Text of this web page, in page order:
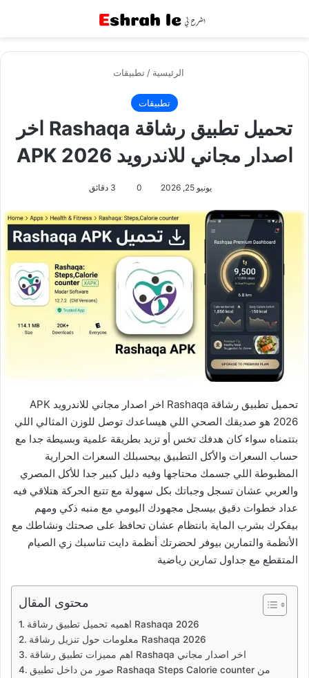
الرئيسية / تطبيقات
تطبيقات
تحميل تطبيق رشاقة Rashaqa اخر
اصدار مجاني للاندرويد APK 2026
يونيو 25, 2026 0
تحميل تطبيق رشاقة Rashaqa اخر اصدار مجاني للاندرويد APK
2026 هو صديقك الصحي اللي هيساعدك توصل للوزن المثالي اللي
بتتمناه سواء كان هدفك تخس أو تزيد بطريقة علمية وبسيطة جدا مع
حساب السعرات والأكل التطبيق بيحسبلك السعرات الحرارية
المظبوطة اللي جسمك محتاجها وفيه دليل كبير جدا للأكل المصري
والعربي عشان تسجل وجباتك بكل سهولة مع تتبع الحركة هتلاقي فيه
عداد خطوات دقيق بيسجل مجهودك اليومي مع منبه ذكي ومهم
بيفكرك بشرب الماية بانتظام عشان تحافظ على صحتك ونشاطك مع
الأنظمة والتمارين بيوفر لحضرتك أنظمة دايت تناسبك زي الصيام
المتقطع مع جداول تمارين رياضية
محتوى المقال
اهميه تحميل تطبيق رشاقة Rashaqa 2026
معلومات حول تنزيل رشاقة Rashaqa 2026
اهم مميزات تطبيق رشاقة Rashaqa اخر اصدار مجاني
صور من داخل تطبيق Rashaqa Steps Calorie counter من